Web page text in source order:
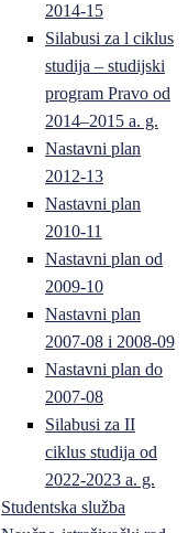
2014-15
Silabusi za l ciklus
studija – studijski
program Pravo od
2014–2015 a. g.
Nastavni plan
2012-13
Nastavni plan
2010-11
Nastavni plan od
2009-10
Nastavni plan
2007-08 i 2008-09
Nastavni plan do
2007-08
Silabusi za II
ciklus studija od
2022-2023 a. g.
Studentska služba